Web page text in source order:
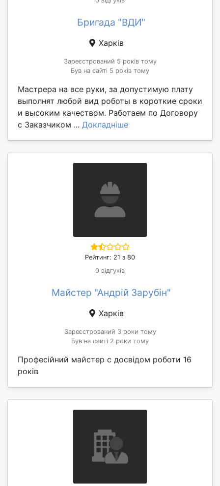
Бригада "ВДИ"
Харків
Зареєстрований 5 років тому
Був на сайті 5 років тому
Мастрера на все руки, за допустимую плату
выполнят любой вид роботы в короткие сроки
и высоким качеством. Работаем по Договору
с Заказчиком ... Докладніше
Рейтинг: 21 з 80
0 відгуків
Майстер "Андрій Зарубін"
Харків
Зареєстрований 3 роки тому
Був на сайті 2 роки тому
Професійний майстер с досвідом роботи 16
років